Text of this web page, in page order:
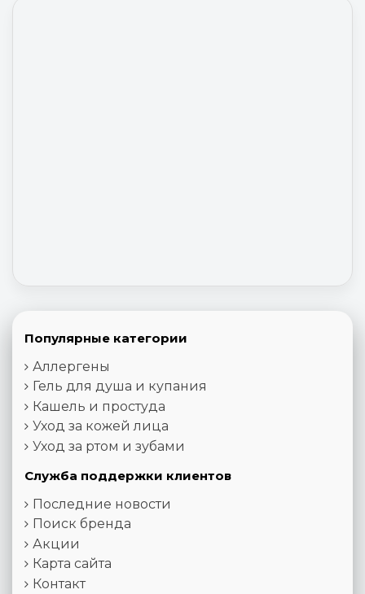
Популярные категории
Аллергены
Гель для душа и купания
Кашель и простуда
Уход за кожей лица
Уход за ртом и зубами
Служба поддержки клиентов
Последние новости
Поиск бренда
Акции
Карта сайта
Контакт